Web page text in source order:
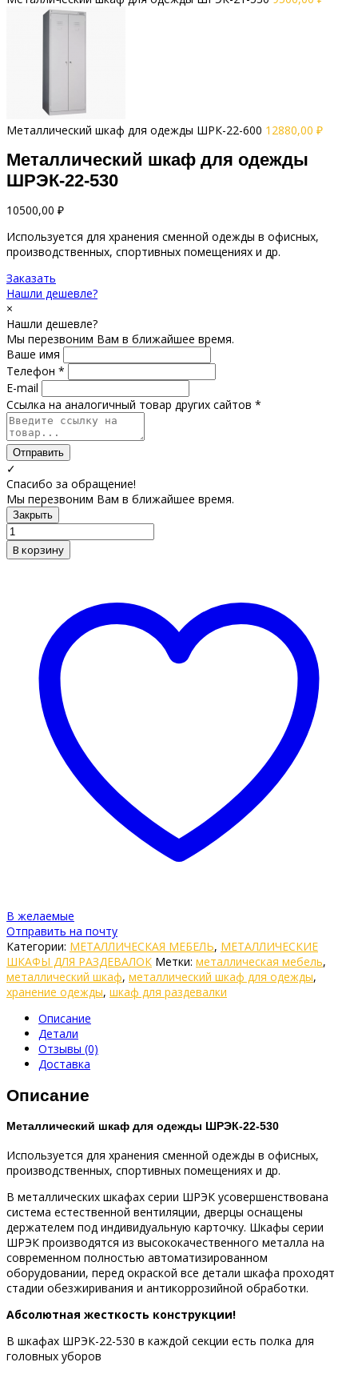
Металлический шкаф для одежды ШРК-22-600 12880,00 ₽
Металлический шкаф для одежды
ШРЭК-22-530
10500,00 ₽
Используется для хранения сменной одежды в офисных,
производственных, спортивных помещениях и др.
Заказать
Нашли дешевле?
×
Нашли дешевле?
Мы перезвоним Вам в ближайшее время.
Ваше имя
Телефон *
E-mail
Ссылка на аналогичный товар других сайтов *
Отправить
✓
Спасибо за обращение!
Мы перезвоним Вам в ближайшее время.
Закрыть
В корзину
В желаемые
Отправить на почту
Категории: МЕТАЛЛИЧЕСКАЯ МЕБЕЛЬ, МЕТАЛЛИЧЕСКИЕ
ШКАФЫ ДЛЯ РАЗДЕВАЛОК Метки: металлическая мебель,
металлический шкаф, металлический шкаф для одежды,
хранение одежды, шкаф для раздевалки
Описание
Детали
Отзывы (0)
Доставка
Описание
Металлический шкаф для одежды ШРЭК-22-530
Используется для хранения сменной одежды в офисных,
производственных, спортивных помещениях и др.
В металлических шкафах серии ШРЭК усовершенствована
система естественной вентиляции, дверцы оснащены
держателем под индивидуальную карточку. Шкафы серии
ШРЭК производятся из высококачественного металла на
современном полностью автоматизированном
оборудовании, перед окраской все детали шкафа проходят
стадии обезжиривания и антикоррозийной обработки.
Абсолютная жесткость конструкции!
В шкафах ШРЭК-22-530 в каждой секции есть полка для
головных уборов